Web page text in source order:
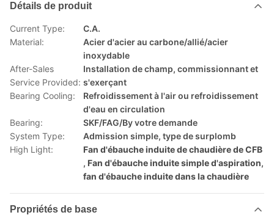
Détails de produit
Current Type:
C.A.
Material:
Acier d'acier au carbone/allié/acier
inoxydable
After-Sales
Service Provided:
Installation de champ, commissionnant et
s'exerçant
Bearing Cooling:
Refroidissement à l'air ou refroidissement
d'eau en circulation
Bearing:
SKF/FAG/By votre demande
System Type:
Admission simple, type de surplomb
High Light:
Fan d'ébauche induite de chaudière de CFB
, Fan d'ébauche induite simple d'aspiration,
fan d'ébauche induite dans la chaudière
Propriétés de base